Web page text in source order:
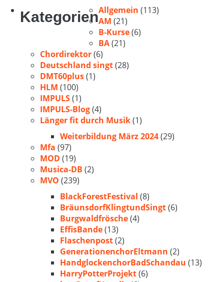
KategorienAllgemein (113)
AM (21)
B-Kurse(6)
BA(21)
Chordirektor(6)
Deutschland singt(28)
DMT60plus(1)
HLM (100)
IMPULS(1)
IMPULS-Blog(4)
Länger fit durch Musik(1)
Weiterbildung März 2024(29)
Mfa (97)
MOD (19)
Musica-DB (2)
MVO (239)
BlackForestFestival (8)
BräunsdorfKlingtundSingt(6)
Burgwaldfrösche(4)
EffisBande(13)
Flaschenpost(2)
GenerationenchorEltmann (2)
HandglockenchorBadSchandau (13)
HarryPotterProjekt(6)